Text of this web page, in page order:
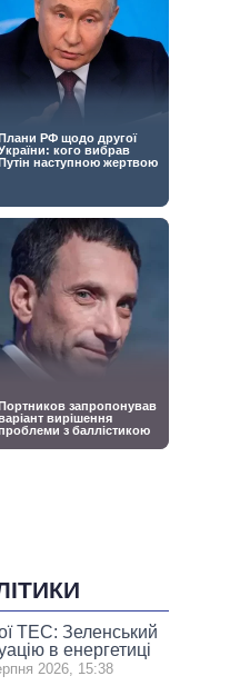
ТЕС: Зеленський
в енергетиці
2026, 15:38